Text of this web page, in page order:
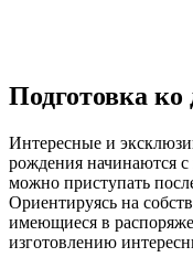
Подготовка
Интересные и
рождения начинаются
можно приступать
Ориентируясь на
имеющиеся в
изготовлению